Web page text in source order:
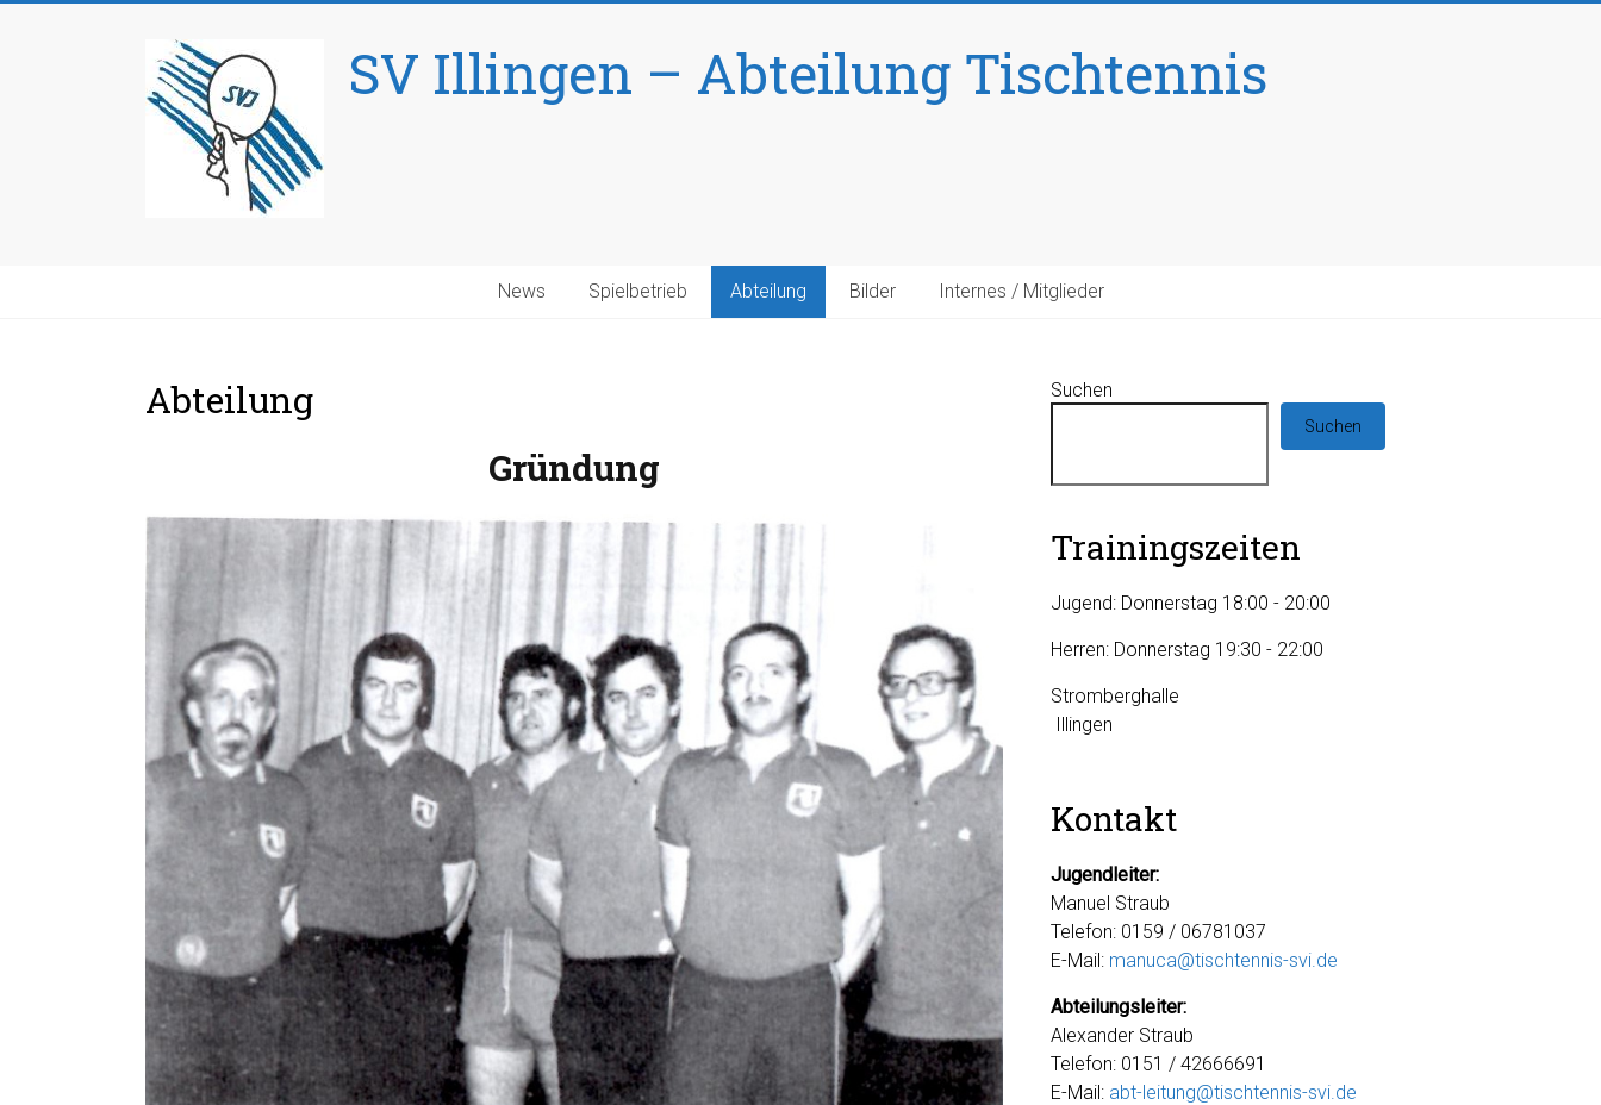
SV Illingen – Abteilung Tischtennis
News Spielbetrieb Abteilung Bilder Internes / Mitglieder
Abteilung
Gründung
Suchen
Suchen
Trainingszeiten
Jugend: Donnerstag 18:00 - 20:00
Herren: Donnerstag 19:30 - 22:00
Stromberghalle
Illingen
Kontakt
Jugendleiter:
Manuel Straub
Telefon: 0159 / 06781037
E-Mail: manuca@tischtennis-svi.de
Abteilungsleiter:
Alexander Straub
Telefon: 0151 / 42666691
E-Mail: abt-leitung@tischtennis-svi.de